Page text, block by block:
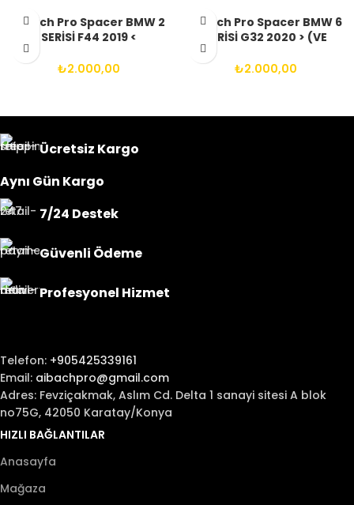
Aibach Pro Spacer BMW 2
SERİSİ F44 2019 <
2025(ARASI) 5X112 66.6
14X1.25 BIJON
₺2.000,00
Aibach Pro Spacer BMW 6
SERİSİ G32 2020 > (VE
SONRASI) 5X112 66.6
14X1.25 BIJON
₺2.000,00
Ücretsiz Kargo
Aynı Gün Kargo
7/24 Destek
Güvenli Ödeme
Profesyonel Hizmet
Telefon: +905425339161
Email: aibachpro@gmail.com
Adres: Fevziçakmak, Aslım Cd. Delta 1 sanayi sitesi A blok
no75G, 42050 Karatay/Konya
HIZLI BAĞLANTILAR
Anasayfa
Mağaza